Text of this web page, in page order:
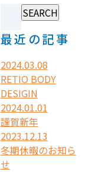
最近の記事
2024.03.08
RETIO BODY
DESIGIN
2024.01.01
謹賀新年
2023.12.13
冬期休暇のお知ら
せ